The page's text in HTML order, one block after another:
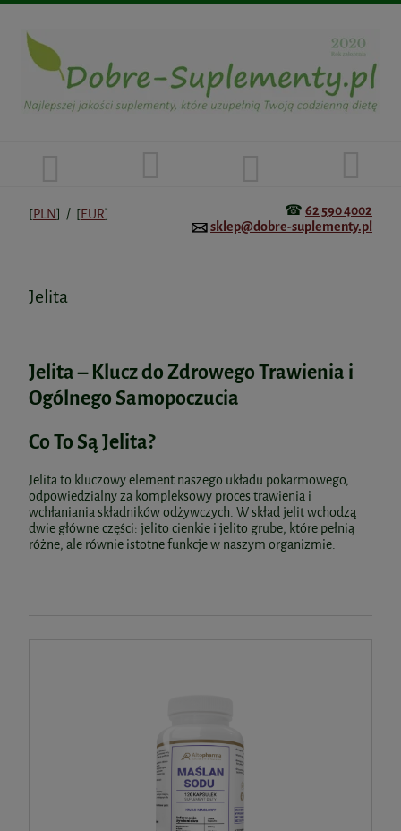
[PLN] / [EUR] ☎ 62 590 4002
sklep@dobre-suplementy.pl
Jelita
Jelita – Klucz do Zdrowego Trawienia i
Ogólnego Samopoczucia
Co To Są Jelita?
Jelita to kluczowy element naszego układu pokarmowego,
odpowiedzialny za kompleksowy proces trawienia i
wchłaniania składników odżywczych. W skład jelit wchodzą
dwie główne części: jelito cienkie i jelito grube, które pełnią
różne, ale równie istotne funkcje w naszym organizmie.